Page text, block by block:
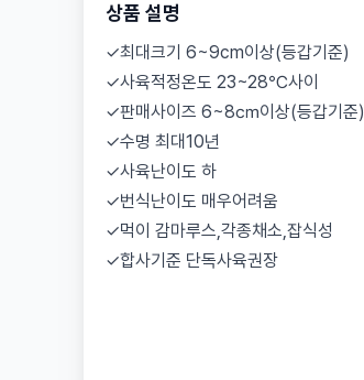
상품 설명
✓최대크기 6~9cm이상(등갑기준)
✓사육적정온도 23~28℃사이
✓판매사이즈 6~8㎝이상(등갑기준)
✓수명 최대10년
✓사육난이도 하
✓번식난이도 매우어려움
✓먹이 감마루스,각종채소,잡식성
✓합사기준 단독사육권장